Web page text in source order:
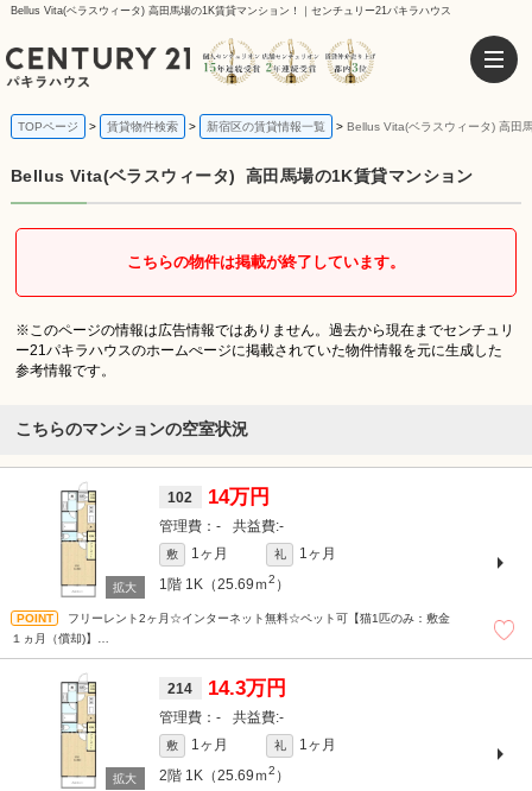
Bellus Vita(ベラスウィータ) 高田馬場の1K賃貸マンション！｜センチュリー21パキラハウス
TOPページ 賃貸物件検索 新宿区の賃貸情報一覧 Bellus Vita(ベラスウィータ) 高田
Bellus Vita(ベラスウィータ) 高田馬場の1K賃貸マンション
こちらの物件は掲載が終了しています。
※このページの情報は広告情報ではありません。過去から現在までセンチュリ
ー21パキラハウスのホームぺージに掲載されていた物件情報を元に生成した
参考情報です。
こちらのマンションの空室状況
102 14万円
- -
敷 1ヶ月 礼
1ヶ月
1階 1K（25.69ｍ2 ）
フリーレント2ヶ月☆インターネット無料☆ペット可【猫1匹のみ：敷金
１ヵ月（償却)】
レント特約解約違約金有
214 14.3万円
- -
敷 1ヶ月 礼
1ヶ月
2階 1K（25.69ｍ2 ）